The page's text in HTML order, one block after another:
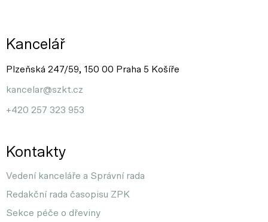
Kancelář
Plzeňská 247/59, 150 00 Praha 5 Košíře
kancelar@szkt.cz
+420 257 323 953
Kontakty
Vedení kanceláře a Správní rada
Redakční rada časopisu ZPK
Sekce péče o dřeviny